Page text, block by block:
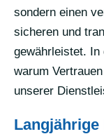
sondern einen
sicheren und
gewährleistet. In
warum
unserer